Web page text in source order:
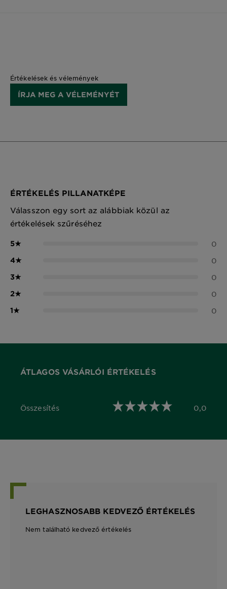
Értékelések és vélemények
ÍRJA MEG A VÉLEMÉNYÉT
ÉRTÉKELÉS PILLANATKÉPE
Válasszon egy sort az alábbiak közül az
értékelések szűréséhez
5★ 0
4★ 0
3★ 0
2★ 0
1★ 0
ÁTLAGOS VÁSÁRLÓI ÉRTÉKELÉS
Összesítés
0,0 out of 5 stars 0,0
LEGHASZNOSABB KEDVEZŐ ÉRTÉKELÉS
Nem található kedvező értékelés